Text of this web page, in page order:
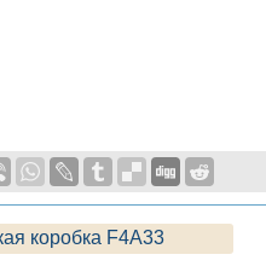
коробка F4A33